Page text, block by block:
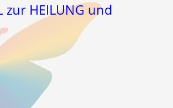
zur HEILUNG und